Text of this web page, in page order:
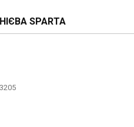
SPARTA